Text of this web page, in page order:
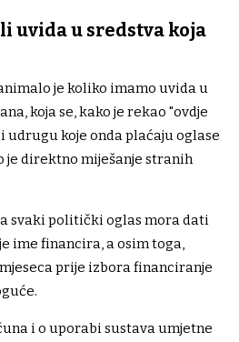
uvida u sredstva koja
je koliko imamo uvida u
koja se, kako je rekao "ovdje
koje onda plaćaju oglase
je direktno miješanje stranih
svaki politički oglas mora dati
ime financira, a osim toga,
prije izbora financiranje
i o uporabi sustava umjetne